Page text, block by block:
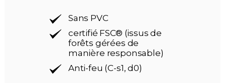
Sans PVC
certifié FSC® (issus de
forêts gérées de
manière responsable)
Anti-feu (C-s1, d0)